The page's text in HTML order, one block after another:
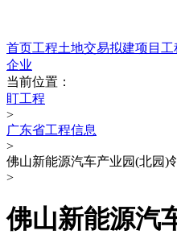
首页工程土地交易拟建项目 工
企业
当前位置：
盯工程
>
广东省工程信息
>
佛山新能源汽车产业园(北园)
>
佛山新能源汽